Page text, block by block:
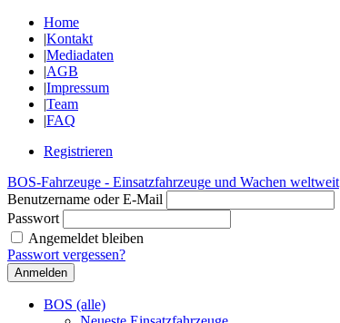
Home
|Kontakt
|Mediadaten
|AGB
|Impressum
|Team
|FAQ
Registrieren
BOS-Fahrzeuge - Einsatzfahrzeuge und Wachen weltweit
Benutzername oder E-Mail
Passwort
Angemeldet bleiben
Passwort vergessen?
BOS (alle)